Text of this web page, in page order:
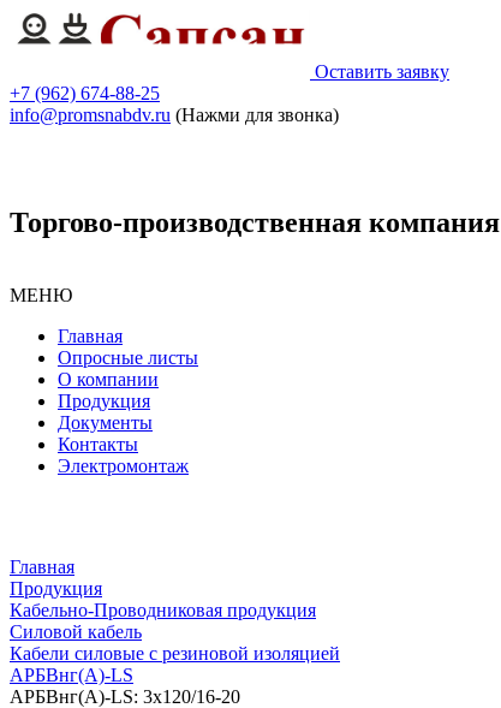
Оставить заявку
+7 (962) 674-88-25
info@promsnabdv.ru (Нажми для звонка)
Торгово-производственная компания
МЕНЮ
Главная
Опросные листы
О компании
Продукция
Документы
Контакты
Электромонтаж
Главная
Продукция
Кабельно-Проводниковая продукция
Силовой кабель
Кабели силовые с резиновой изоляцией
АРБВнг(A)-LS
АРБВнг(A)-LS: 3х120/16-20